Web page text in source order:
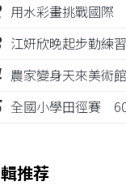
用水彩畫挑戰國際
江姸欣晚起步勤練習
農家變身天來美術
全國小學田徑賽 60
推荐